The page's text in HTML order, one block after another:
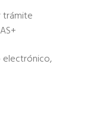
trámite